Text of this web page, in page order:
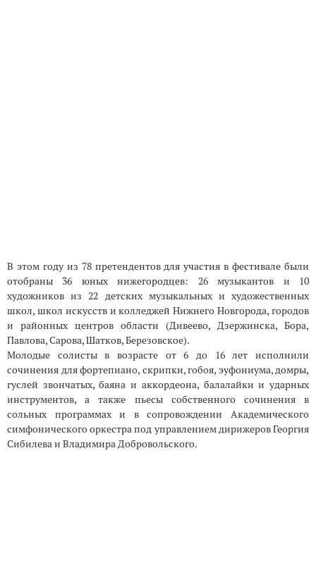
В этом году из 78 претендентов для участия в фестивале были
отобраны 36 юных нижегородцев: 26 музыкантов и 10
художников из 22 детских музыкальных и художественных
школ, школ искусств и колледжей Нижнего Новгорода, городов
и районных центров области (Дивеево, Дзержинска, Бора,
Павлова, Сарова, Шатков, Березовское).
Молодые солисты в возрасте от 6 до 16 лет исполнили
сочинения для фортепиано, скрипки, гобоя, эуфониума, домры,
гуслей звончатых, баяна и аккордеона, балалайки и ударных
инструментов, а также пьесы собственного сочинения в
сольных программах и в сопровождении Академического
симфонического оркестра под управлением дирижеров Георгия
Сибилева и Владимира Добровольского.